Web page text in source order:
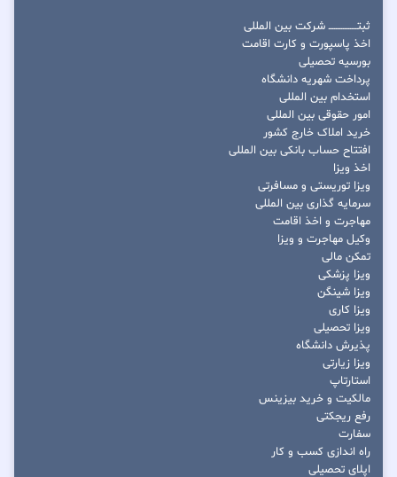
ثبتــــــــــــــــ شرکت بین المللی
اخذ پاسپورت و کارت اقامت
بورسیه تحصیلی
پرداخت شهریه دانشگاه
استخدام بین المللی
امور حقوقی بین المللی
خرید املاک خارج کشور
افتتاح حساب بانکی بین المللی
اخذ ویزا
ویزا توریستی و مسافرتی
سرمایه گذاری بین المللی
مهاجرت و اخذ اقامت
وکیل مهاجرت و ویزا
تمکن مالی
ویزا پزشکی
ویزا شینگن
ویزا کاری
ویزا تحصیلی
پذیرش دانشگاه
ویزا زیارتی
استارتاپ
مالکیت و خرید بیزینس
رفع ریجکتی
سفارت
راه اندازی کسب و کار
اپلای تحصیلی